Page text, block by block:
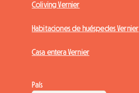
Coliving Vernier
Habitaciones de huéspedes Vernier
Casa entera Vernier
País